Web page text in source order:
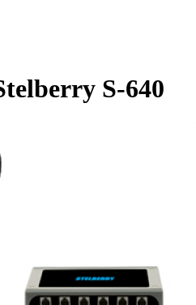
S-640